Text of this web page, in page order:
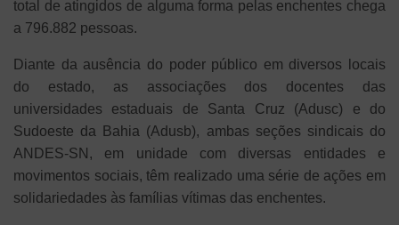
total de atingidos de alguma forma pelas enchentes chega
a 796.882 pessoas.
Diante da ausência do poder público em diversos locais
do estado, as associações dos docentes das
universidades estaduais de Santa Cruz (Adusc) e do
Sudoeste da Bahia (Adusb), ambas seções sindicais do
ANDES-SN, em unidade com diversas entidades e
movimentos sociais, têm realizado uma série de ações em
solidariedades às famílias vítimas das enchentes.